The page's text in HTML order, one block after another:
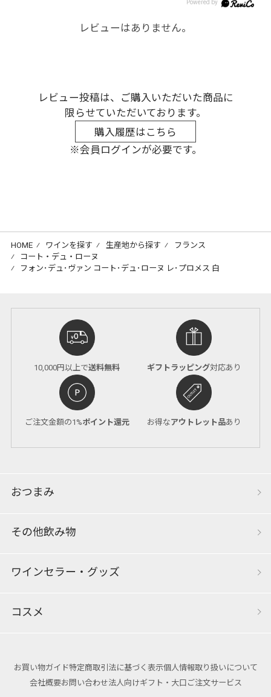
レビューはありません。
レビュー投稿は、ご購入いただいた商品に
限らせていただいております。
購入履歴はこちら
※会員ログインが必要です。
HOME ⁄ ワインを探す ⁄ 生産地から探す ⁄ フランス
⁄ コート・デュ・ローヌ
⁄ フォン･デュ･ヴァン コート･デュ･ローヌ レ･プロメス 白
10,000円以上で送料無料 ギフトラッピング対応あり
ご注文金額の1%ポイント還元 お得なアウトレット品あり
おつまみ
その他飲み物
ワインセラー・グッズ
コスメ
お買い物ガイド特定商取引法に基づく表示個人情報取り扱いについて
会社概要お問い合わせ法人向けギフト・大口ご注文サービス